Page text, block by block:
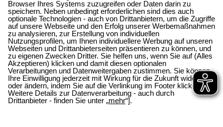
enewa GmbH
Energie + Wasser Wachtberg
Am Wachtbergring 2a
direkt am EKZ
53343 Wachtberg-Berkum
0228 / 377368 0
0228 / 377368 10